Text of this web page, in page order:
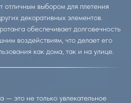
отличным выбором для плетения
декоративных элементов.
обеспечивает долговечность
воздействиям, что делает его
как дома, так и на улице.
— это не только увлекательное